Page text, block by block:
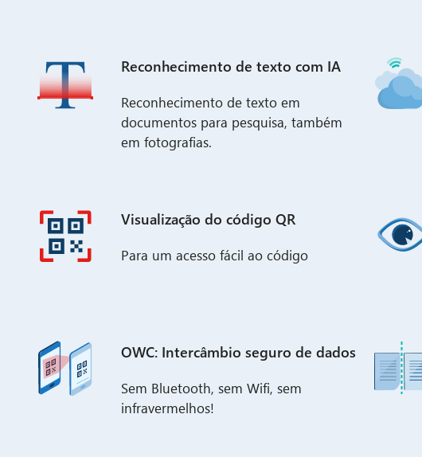
Reconhecimento de texto com IA
Reconhecimento de texto em
documentos para pesquisa, também
em fotografias.
Visualização do código QR
Para um acesso fácil ao código
OWC: Intercâmbio seguro de dados
Sem Bluetooth, sem Wifi, sem
infravermelhos!